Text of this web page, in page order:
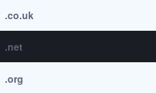
.co.uk
.net
.org